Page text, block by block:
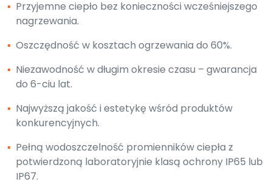
▪ Przyjemne ciepło bez konieczności wcześniejszego
nagrzewania.
▪ Oszczędność w kosztach ogrzewania do 60%.
▪ Niezawodność w długim okresie czasu – gwarancja
do 6-ciu lat.
▪ Najwyższą jakość i estetykę wśród produktów
konkurencyjnych.
▪ Pełną wodoszczelność promienników ciepła z
potwierdzoną laboratoryjnie klasą ochrony IP65 lub
IP67.